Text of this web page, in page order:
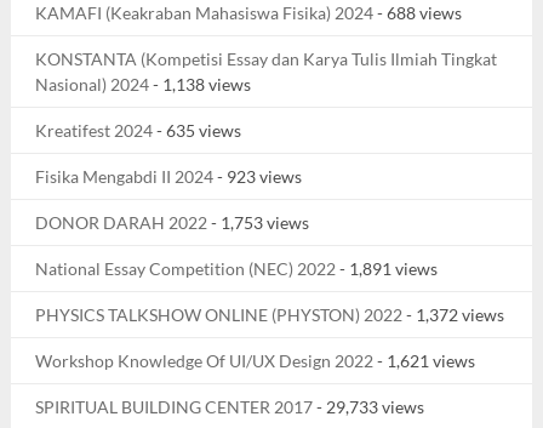
KAMAFI (Keakraban Mahasiswa Fisika) 2024- 688 views
KONSTANTA (Kompetisi Essay dan Karya Tulis Ilmiah Tingkat
Nasional) 2024- 1,138 views
Kreatifest 2024- 635 views
Fisika Mengabdi II 2024- 923 views
DONOR DARAH 2022 - 1,753 views
National Essay Competition (NEC) 2022 - 1,891 views
PHYSICS TALKSHOW ONLINE (PHYSTON) 2022 - 1,372 views
Workshop Knowledge Of UI/UX Design 2022 - 1,621 views
SPIRITUAL BUILDING CENTER 2017- 29,733 views